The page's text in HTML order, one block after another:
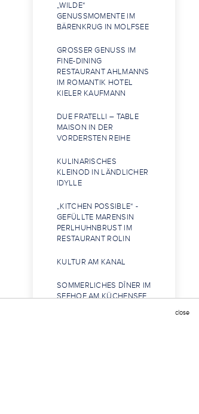
„WILDE“
GENUSSMOMENTE IM
BÄRENKRUG IN MOLFSEE
GROSSER GENUSS IM F
INE-DINING R
ESTAURANT AHLMANNS I
M ROMANTIK HOTEL K
IELER KAUFMANN
DUE FRATELLI – TABLE
MAISON IN DER
VORDERSTEN REIHE
KULINARISCHES
KLEINOD IN LÄNDLICHER
IDYLLE
„KITCHEN POSSIBLE“ -
GEFÜLLTE MARENSIN
PERLHUHNBRUST IM
RESTAURANT ROLIN
KULTUR AM KANAL
SOMMERLICHES DÎNER IM
SEEHOF AM KÜCHENSEE
close